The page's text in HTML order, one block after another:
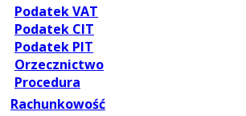
Podatek VAT
Podatek CIT
Podatek PIT
Orzecznictwo
Procedura
Rachunkowość